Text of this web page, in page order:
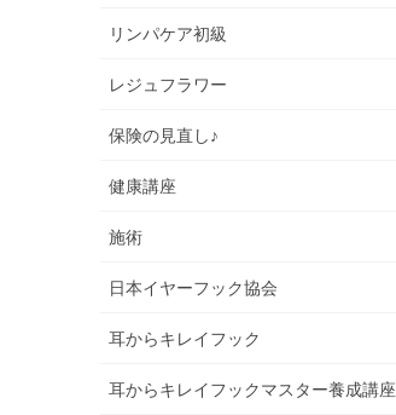
リンパケア初級
レジュフラワー
保険の見直し♪
健康講座
施術
日本イヤーフック協会
耳からキレイフック
耳からキレイフックマスター養成講座